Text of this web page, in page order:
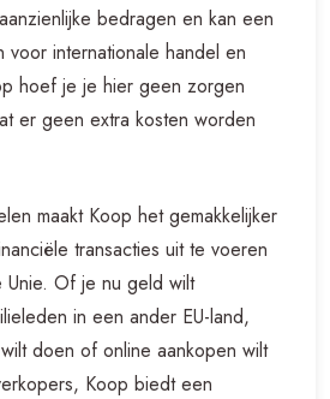
bedragen en kan een
voor internationale handel en
hoef je je hier geen zorgen
er geen extra kosten worden
maakt Koop het gemakkelijker
transacties uit te voeren
Of je nu geld wilt
in een ander EU-land,
doen of online aankopen wilt
Koop biedt een